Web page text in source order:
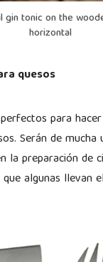
gin tonic on the
horizontal
quesos
para
Serán de
la preparación de
algunas llevan